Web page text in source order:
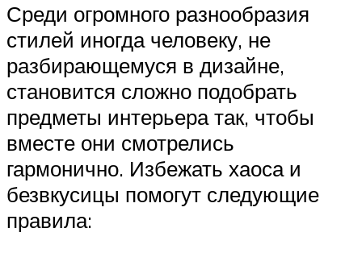
Среди огромного разнообразия
стилей иногда человеку, не
разбирающемуся в дизайне,
становится сложно подобрать
предметы интерьера так, чтобы
вместе они смотрелись
гармонично. Избежать хаоса и
безвкусицы помогут следующие
правила: